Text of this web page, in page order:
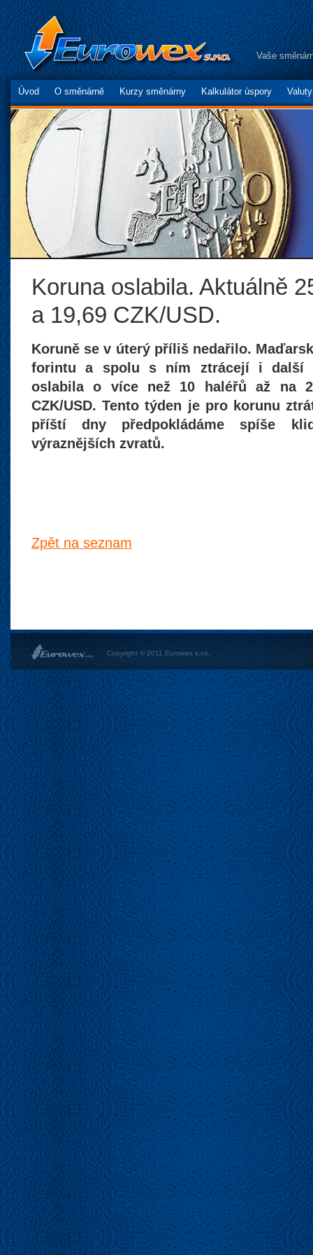
Vaše
Úvod O směnárně Kurzy směnárny Kalkulátor úspory
Koruna oslabila. Aktuálně
a 19,69 CZK/USD.
Koruně se v úterý příliš nedařilo.
forintu a spolu s ním ztrácejí i další
oslabila o více než 10 haléřů až na
CZK/USD. Tento týden je pro korunu
příští dny předpokládáme spíše
výraznějších zvratů.
Zpět na seznam
Copyright © 2011 Eurowex s.r.o.